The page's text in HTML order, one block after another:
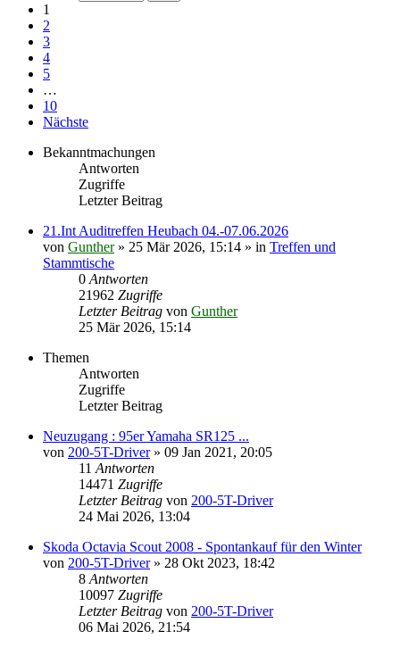
1
2
3
4
5
…
10
Nächste
Bekanntmachungen
Antworten
Zugriffe
Letzter Beitrag
21.Int Auditreffen Heubach 04.-07.06.2026
von Gunther» 25 Mär 2026, 15:14 » in Treffen und
Stammtische
0 Antworten
21962 Zugriffe
Letzter Beitrag von Gunther
25 Mär 2026, 15:14
Themen
Antworten
Zugriffe
Letzter Beitrag
Neuzugang : 95er Yamaha SR125 ...
von 200-5T-Driver» 09 Jan 2021, 20:05
11 Antworten
14471 Zugriffe
Letzter Beitrag von 200-5T-Driver
24 Mai 2026, 13:04
Skoda Octavia Scout 2008 - Spontankauf für den Winter
von 200-5T-Driver» 28 Okt 2023, 18:42
8 Antworten
10097 Zugriffe
Letzter Beitrag von 200-5T-Driver
06 Mai 2026, 21:54